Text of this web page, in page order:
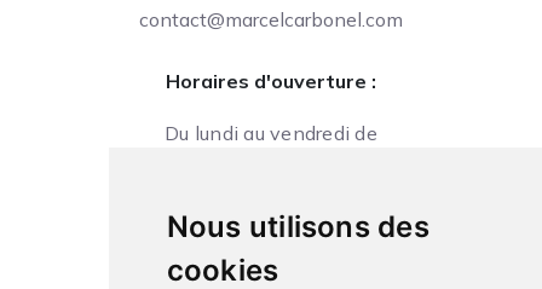
Nous utilisons des
cookies
contact@marcelcarbonel.com
Horaires d'ouverture :
Du lundi au vendredi de
10h à 13h et de 14h à 18h